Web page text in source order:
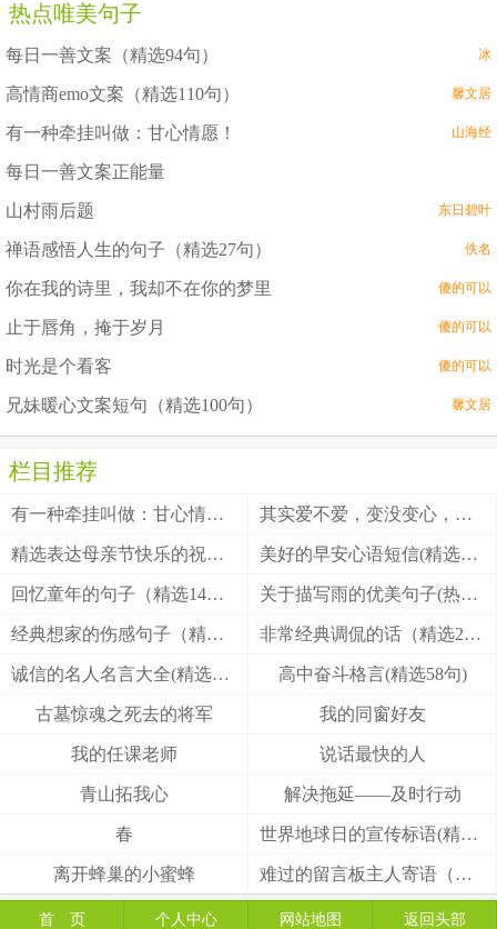
热点唯美句子
每日一善文案（精选94句） 冰
高情商emo文案（精选110句） 馨文居
有一种牵挂叫做：甘心情愿！ 山海经
每日一善文案正能量
山村雨后题 东日碧叶
禅语感悟人生的句子（精选27句） 佚名
你在我的诗里，我却不在你的梦里 傻的可以
止于唇角，掩于岁月 傻的可以
时光是个看客 傻的可以
兄妹暖心文案短句（精选100句） 馨文居
栏目推荐
有一种牵挂叫做：甘心情愿！ 其实爱不爱，变没变心，身体最诚实
精选表达母亲节快乐的祝福语短信(精选46句) 美好的早安心语短信(精选46句)
回忆童年的句子（精选14句） 关于描写雨的优美句子(热门91句)
经典想家的伤感句子（精选17句） 非常经典调侃的话（精选20句）
诚信的名人名言大全(精选96句) 高中奋斗格言(精选58句)
古墓惊魂之死去的将军 我的同窗好友
我的任课老师 说话最快的人
青山拓我心 解决拖延——及时行动
春 世界地球日的宣传标语(精选76句)
离开蜂巢的小蜜蜂 难过的留言板主人寄语（精选14句）
首 页 个人中心 网站地图 返回头部